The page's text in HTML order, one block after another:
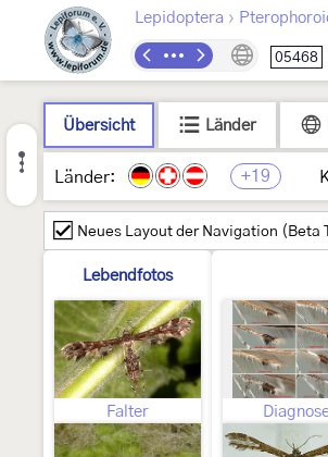
Lepidoptera ›
05468
Übersicht Länder
Länder: +19
Neues Layout der Navigation (Beta
Lebendfotos
Falter